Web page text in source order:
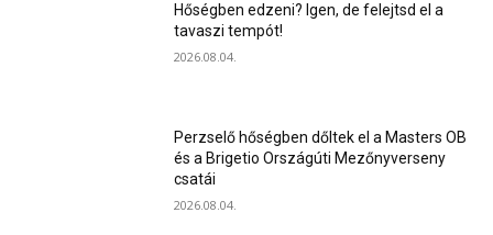
Hőségben edzeni? Igen, de felejtsd el a
tavaszi tempót!
2026.08.04.
Perzselő hőségben dőltek el a Masters OB
és a Brigetio Országúti Mezőnyverseny
csatái
2026.08.04.